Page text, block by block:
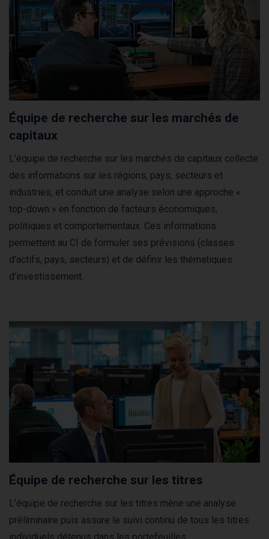
Équipe de recherche sur les marchés de
capitaux
L’équipe de recherche sur les marchés de capitaux collecte
des informations sur les régions, pays, secteurs et
industries, et conduit une analyse selon une approche «
top-down » en fonction de facteurs économiques,
politiques et comportementaux. Ces informations
permettent au CI de formuler ses prévisions (classes
d’actifs, pays, secteurs) et de définir les thématiques
d’investissement.
Équipe de recherche sur les titres
L’équipe de recherche sur les titres mène une analyse
préliminaire puis assure le suivi continu de tous les titres